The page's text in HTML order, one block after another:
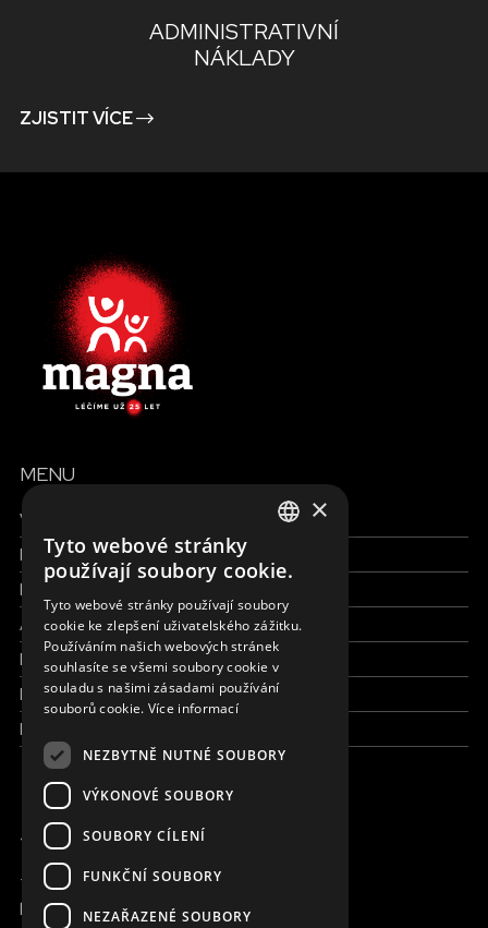
ADMINISTRATIVNÍ
NÁKLADY
ZJISTIT VÍCE
MENU
Všechny formy pomoci
Finance a reporty
Pracujte s námi
Aktuálně
Kdo jsme
Kde pracujeme
Kontaktujte nás
JSME ONLINE
+420 736 416 505
kancelar@magna.org
CZECH
×
Tyto webové stránky
používají soubory cookie.
Tyto webové stránky používají soubory
cookie ke zlepšení uživatelského zážitku.
Používáním našich webových stránek
souhlasíte se všemi soubory cookie v
souladu s našimi zásadami používání
souborů cookie. Více informací
NEZBYTNĚ NUTNÉ SOUBORY
VÝKONOVÉ SOUBORY
SOUBORY CÍLENÍ
FUNKČNÍ SOUBORY
NEZAŘAZENÉ SOUBORY